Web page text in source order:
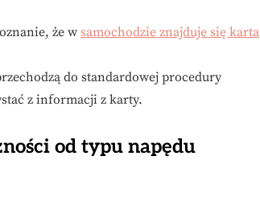
że w samochodzie znajduje się karta
do standardowej procedury
z informacji z karty.
od typu napędu